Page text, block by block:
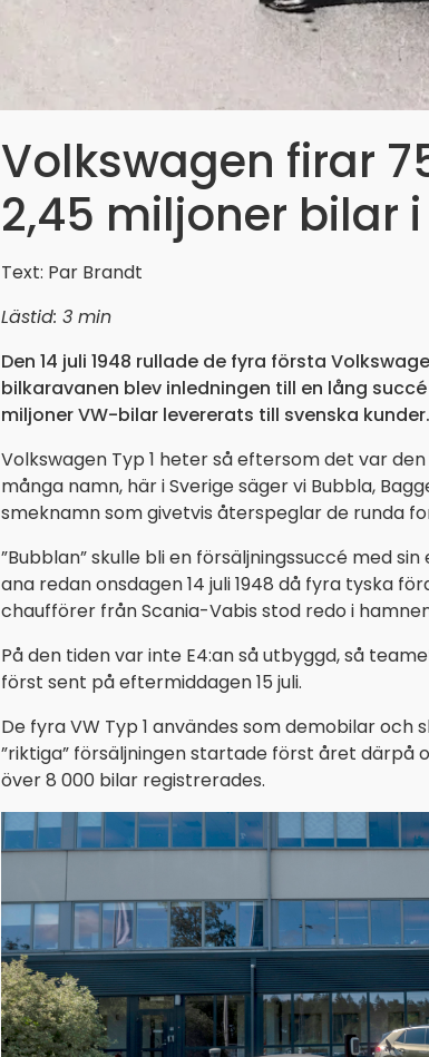
Volkswagen firar
2,45 miljoner bilar
Text: Par Brandt
Lästid: 3 min
Den 14 juli 1948 rullade de fyra första
bilkaravanen blev inledningen till en lång
miljoner VW-bilar levererats till svenska kunder.
Volkswagen Typ 1 heter så eftersom det var
många namn, här i Sverige säger vi Bubbla,
smeknamn som givetvis återspeglar de runda
”Bubblan” skulle bli en försäljningssuccé med
ana redan onsdagen 14 juli 1948 då fyra tyska
chaufförer från Scania-Vabis stod redo i
På den tiden var inte E4:an så utbyggd, så
först sent på eftermiddagen 15 juli.
De fyra VW Typ 1 användes som demobilar och
”riktiga” försäljningen startade först året därpå
över 8 000 bilar registrerades.